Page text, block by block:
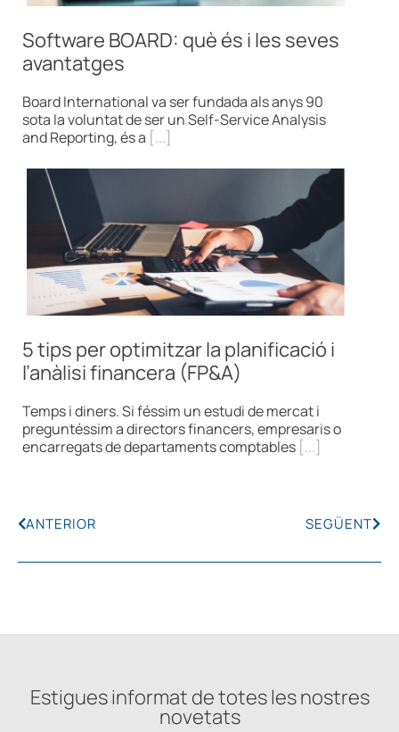
Software BOARD: què és i les seves
avantatges
Board International va ser fundada als anys 90
sota la voluntat de ser un Self-Service Analysis
and Reporting, és a [...]
5 tips per optimitzar la planificació i
l’anàlisi financera (FP&A)
Temps i diners. Si féssim un estudi de mercat i
preguntéssim a directors financers, empresaris o
encarregats de departaments comptables [...]
ANTERIOR SEGÜENT
Estigues informat de totes les nostres
novetats